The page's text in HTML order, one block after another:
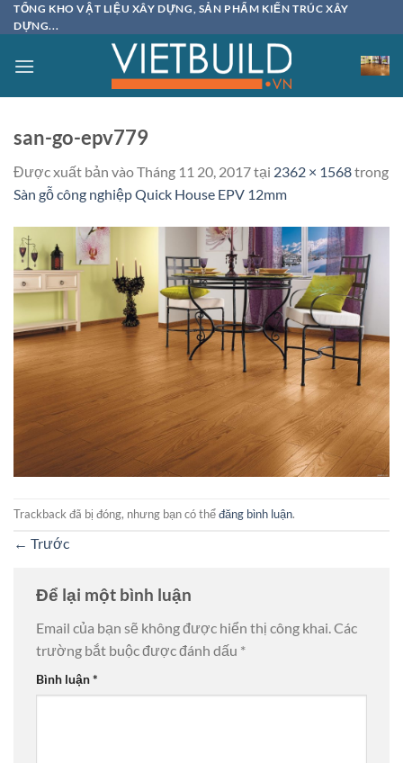
Bỏ
qua
dung
TỔNG KHO VẬT LIỆU XÂY DỰNG, SẢN PHẨM KIẾN TRÚC XÂY
DỰNG...
san-go-epv779
Được xuất bản vàoTháng 11 20, 2017tại 2362 × 1568trong
Sàn gỗ công nghiệp Quick House EPV 12mm
Trackback đã bị đóng, nhưng bạn có thểđăng bình luận.
← Trước
Để lại một bình luận
Email của bạn sẽ không được hiển thị công khai.Các
trường bắt buộc được đánh dấu *
Bình luận*